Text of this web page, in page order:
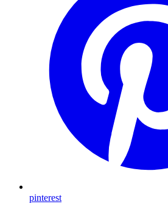
pinterest